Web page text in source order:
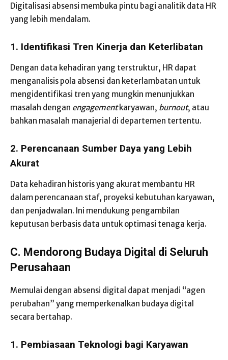
Digitalisasi absensi membuka pintu bagi analitik data HR
yang lebih mendalam.
1. Identifikasi Tren Kinerja dan Keterlibatan
Dengan data kehadiran yang terstruktur, HR dapat
menganalisis pola absensi dan keterlambatan untuk
mengidentifikasi tren yang mungkin menunjukkan
masalah dengan engagementkaryawan, burnout, atau
bahkan masalah manajerial di departemen tertentu.
2. Perencanaan Sumber Daya yang Lebih
Akurat
Data kehadiran historis yang akurat membantu HR
dalam perencanaan staf, proyeksi kebutuhan karyawan,
dan penjadwalan. Ini mendukung pengambilan
keputusan berbasis data untuk optimasi tenaga kerja.
C. Mendorong Budaya Digital di Seluruh
Perusahaan
Memulai dengan absensi digital dapat menjadi “agen
perubahan” yang memperkenalkan budaya digital
secara bertahap.
1. Pembiasaan Teknologi bagi Karyawan